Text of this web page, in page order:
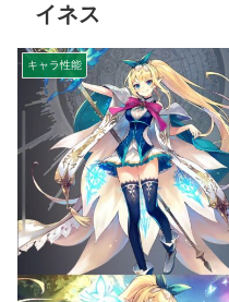
イネス
キャラ性能